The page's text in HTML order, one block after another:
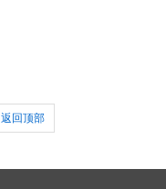
返回顶部